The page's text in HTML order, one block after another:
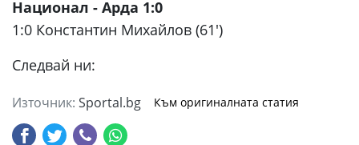
Национал - Арда 1:0
1:0 Константин Михайлов (61')
Следвай ни:
Източник: Sportal.bg Към оригиналната статия